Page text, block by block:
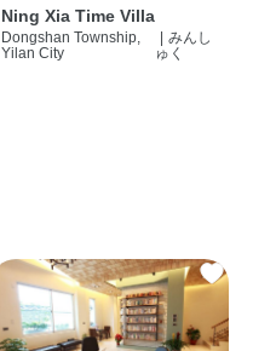
Ning Xia Time Villa
Dongshan Township,
Yilan City
みんし
ゅく